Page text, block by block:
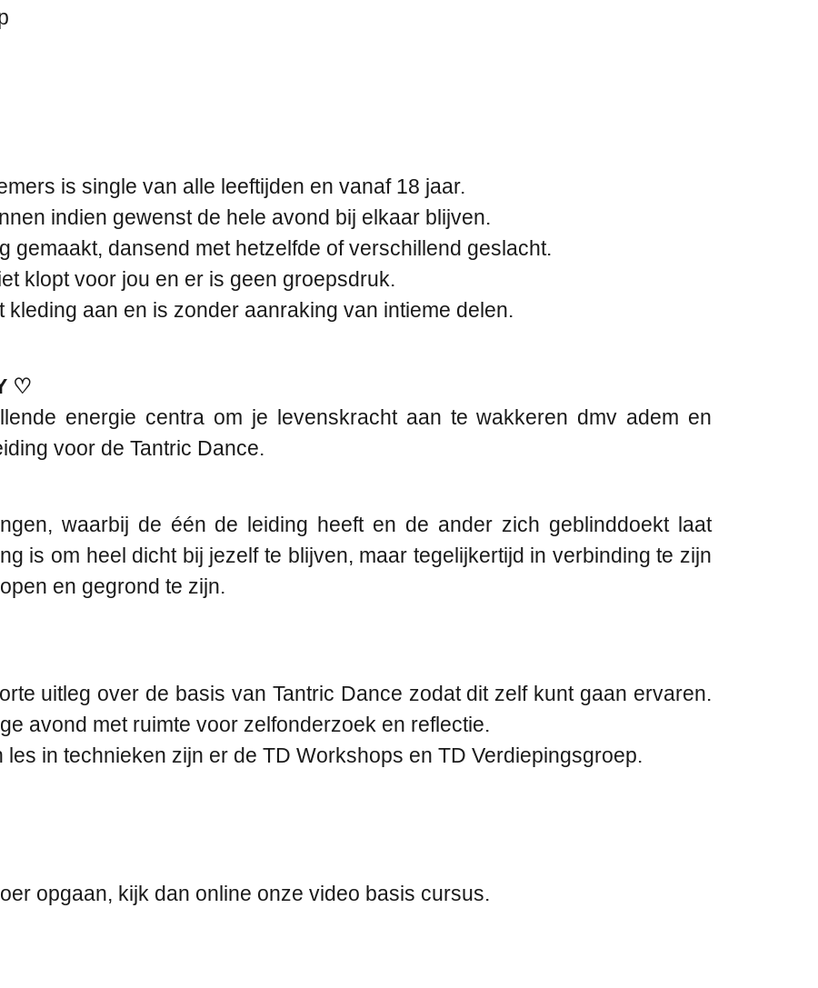
is single van alle leeftijden en vanaf 18 jaar.
indien gewenst de hele avond bij elkaar blijven.
gemaakt, dansend met hetzelfde of verschillend geslacht.
klopt voor jou en er is geen groepsdruk.
aan en is zonder aanraking van intieme delen.
♡
energie centra om je levenskracht aan te wakkeren dmv adem en
voor de Tantric Dance.
waarbij de één de leiding heeft en de ander zich geblinddoekt laat
is om heel dicht bij jezelf te blijven, maar tegelijkertijd in verbinding te zijn
en gegrond te zijn.
uitleg over de basis van Tantric Dance zodat dit zelf kunt gaan ervaren.
avond met ruimte voor zelfonderzoek en reflectie.
in technieken zijn er de TD Workshops en TD Verdiepingsgroep.
opgaan, kijk dan online onze video basis cursus.